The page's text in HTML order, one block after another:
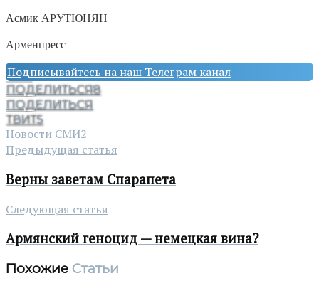
Асмик АРУТЮНЯН
Арменпресс
Подписывайтесь на наш Телеграм канал
ПОДЕЛИТЬСЯ8
ПОДЕЛИТЬСЯ
ТВИТ5
Новости СМИ2
Предыдущая статья
Верны заветам Спарапета
Следующая статья
Армянский геноцид — немецкая вина?
Похожие Статьи